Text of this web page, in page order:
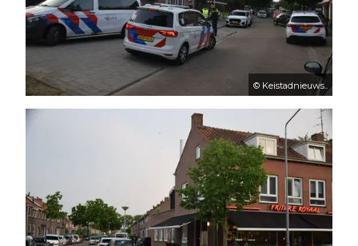
© Keistadnieuws..